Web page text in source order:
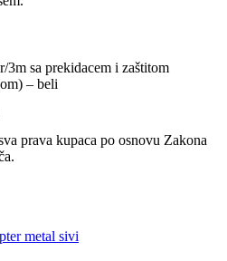
3m sa prekidacem i zaštitom
– beli
prava kupaca po osnovu Zakona